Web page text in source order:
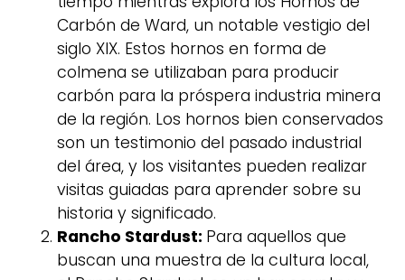
Carbón de Ward, un notable vestigio del
siglo XIX. Estos hornos en forma de
colmena se utilizaban para producir
carbón para la próspera industria minera
de la región. Los hornos bien conservados
son un testimonio del pasado industrial
del área, y los visitantes pueden realizar
visitas guiadas para aprender sobre su
historia y significado.
Rancho Stardust: Para aquellos que
buscan una muestra de la cultura local,